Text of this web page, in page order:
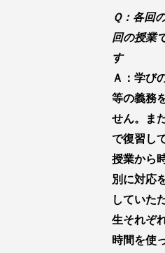
Ｑ：各回
回の授業
す
Ａ：学び
等の義務
せん。ま
で復習し
授業から
別に対応
していた
生それぞ
時間を使